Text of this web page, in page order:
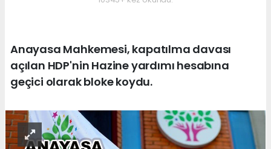
Anayasa Mahkemesi, kapatılma davası
açılan HDP'nin Hazine yardımı hesabına
geçici olarak bloke koydu.